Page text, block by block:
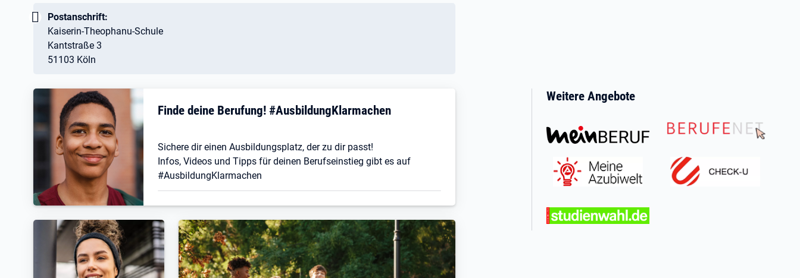
Wichtig:
Postanschrift:
Kaiserin-Theophanu-Schule
Kantstraße 3
51103 Köln
Finde deine Berufung! #AusbildungKlarmachen
Sichere dir einen Ausbildungsplatz, der zu dir passt!
Infos, Videos und Tipps für deinen Berufseinstieg gibt es auf
#AusbildungKlarmachen
Weitere Angebote